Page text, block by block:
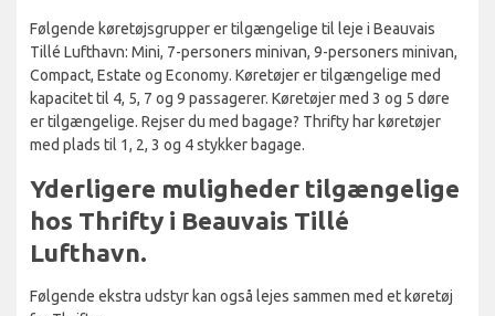
Følgende køretøjsgrupper er tilgængelige til leje i Beauvais
Tillé Lufthavn: Mini, 7-personers minivan, 9-personers minivan,
Compact, Estate og Economy. Køretøjer er tilgængelige med
kapacitet til 4, 5, 7 og 9 passagerer. Køretøjer med 3 og 5 døre
er tilgængelige. Rejser du med bagage? Thrifty har køretøjer
med plads til 1, 2, 3 og 4 stykker bagage.
Yderligere muligheder tilgængelige
hos Thrifty i Beauvais Tillé
Lufthavn.
Følgende ekstra udstyr kan også lejes sammen med et køretøj